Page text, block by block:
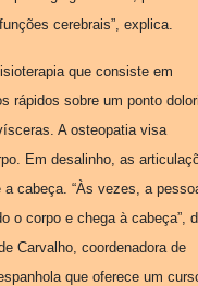
cerebrais”, explica.
que consiste em
rápidos sobre um ponto
A osteopatia visa
Em desalinho, as
cabeça. “Às vezes, a
o corpo e chega à cabeça”,
Carvalho, coordenadora de
que oferece um